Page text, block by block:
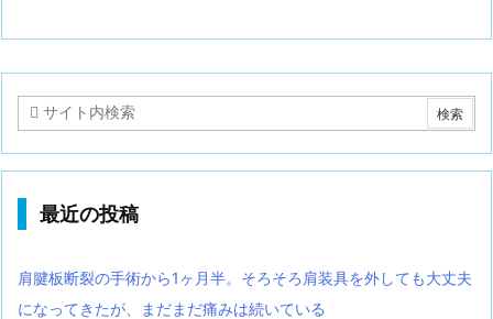
最近の投稿
肩腱板断裂の手術から1ヶ月半。そろそろ肩装具を外しても大丈夫
になってきたが、まだまだ痛みは続いている